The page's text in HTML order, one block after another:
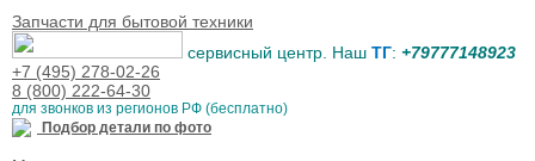
Запчасти для бытовой техники
сервисный центр. Наш ТГ: +79777148923
+7 (495) 278-02-26
8 (800) 222-64-30
для звонков из регионов РФ (бесплатно)
Подбор детали по фото